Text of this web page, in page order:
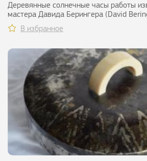
Деревянные солнечные часы работы
мастера Давида Берингера (David
В избранное